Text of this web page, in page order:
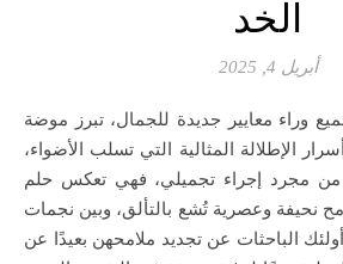
الخد
أبريل 4, 2025
الإطلالة المثالية التي تسلب الأضواء،
من مجرد إجراء تجميلي، فهي تعكس حلم
نحيفة وعصرية تُشع بالتألق، وبين نجمات
الباحثات عن تجديد ملامحهن بعيدًا عن